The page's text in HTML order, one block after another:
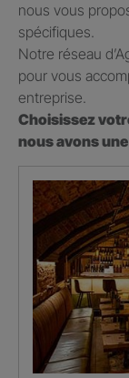
nous vous
spécifiques.
Notre réseau
pour vous
entreprise.
Choisissez
nous avons